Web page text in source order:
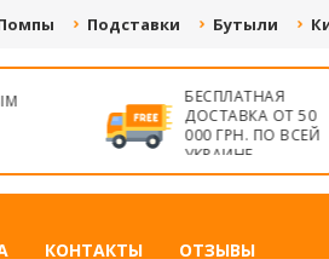
Подставки Бутыли
БЕСПЛАТНАЯ
ДОСТАВКА ОТ 50
000 ГРН. ПО ВСЕЙ
УКРАИНЕ
КОНТАКТЫ ОТЗЫВЫ